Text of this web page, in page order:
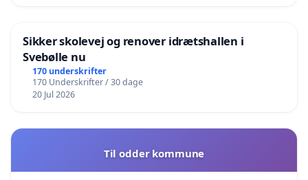
Sikker skolevej og renover idrætshallen i
Svebølle nu
170 underskrifter
170 Underskrifter / 30 dage
20 Jul 2026
Til odder kommune